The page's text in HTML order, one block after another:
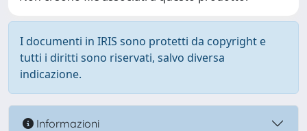
I documenti in IRIS sono protetti da copyright e
tutti i diritti sono riservati, salvo diversa
indicazione.
Informazioni